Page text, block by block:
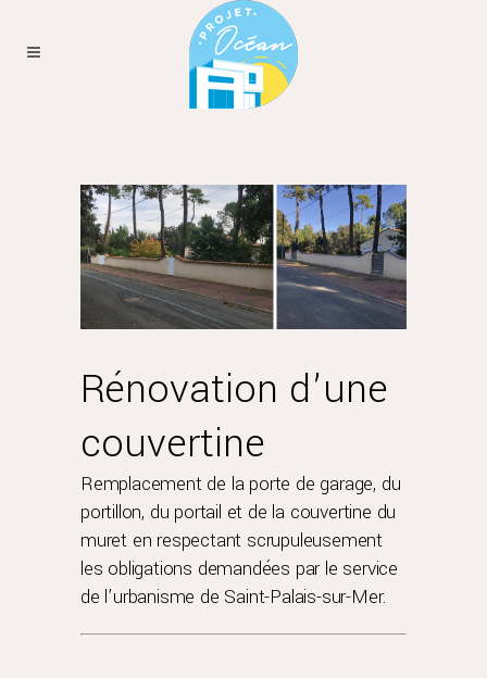
Rénovation d’une
couvertine
Remplacement de la porte de garage, du
portillon, du portail et de la couvertine du
muret en respectant scrupuleusement
les obligations demandées par le service
de l’urbanisme de Saint-Palais-sur-Mer.